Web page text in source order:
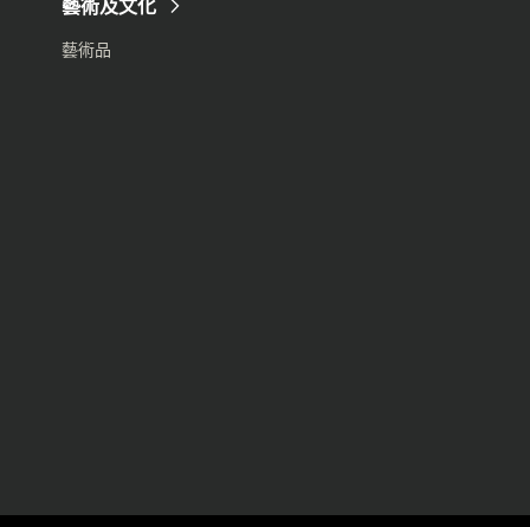
藝術及文化
藝術品